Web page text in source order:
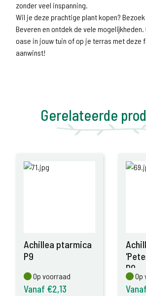
zonder veel inspanning.
Wil je deze prachtige plant kopen? Bezoek
Beveren en ontdek de vele
oase in jouw tuin of op je terras met deze
aanwinst!
Gerelateerde
Achillea ptarmica
P9
Op voorraad
Op voorraad
Vanaf €2,13
P9
Op
Op